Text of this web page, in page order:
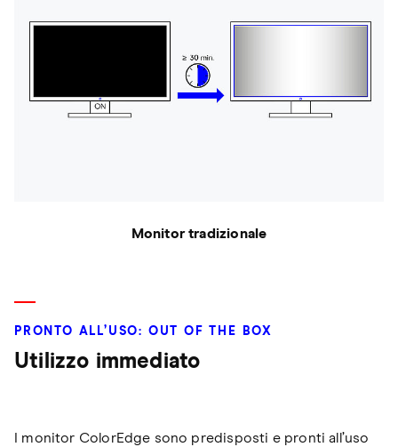
Monitor tradizionale
PRONTO ALL’USO: OUT OF THE BOX
Utilizzo immediato
I monitor ColorEdge sono predisposti e pronti all’uso